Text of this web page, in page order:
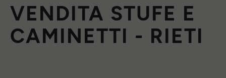
VENDITA STUFE E
CAMINETTI - RIETI